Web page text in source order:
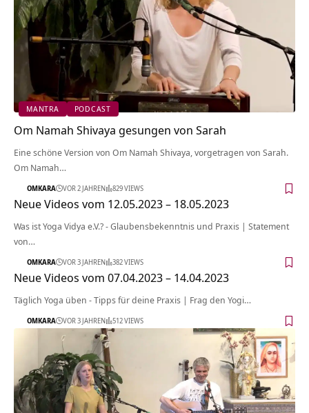
MANTRA PODCAST
Om Namah Shivaya gesungen von Sarah
Eine schöne Version von Om Namah Shivaya, vorgetragen von Sarah.
Om Namah…
OMKARA VOR 2 JAHREN 829 VIEWS
Neue Videos vom 12.05.2023 – 18.05.2023
Was ist Yoga Vidya e.V.? - Glaubensbekenntnis und Praxis | Statement
von…
OMKARA VOR 3 JAHREN 382 VIEWS
Neue Videos vom 07.04.2023 – 14.04.2023
Täglich Yoga üben - Tipps für deine Praxis | Frag den Yogi…
OMKARA VOR 3 JAHREN 512 VIEWS